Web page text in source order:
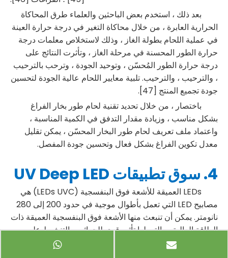
بعد ذلك ، استخدم بعض الباحثين والعلماء طرق المحاكاة
الحرارية العابرة ، من خلال محاكاة التغير في درجة حرارة العينة
في عملية اللحام بطولة الغاز ، وذلك لاستخلاص معلمات درجة
حرارة الطور المحسنة في مرحلة الغاز ، وتأثرت النتائج على
درجة حرارة الطور المُحسّن ، وتوحيد الجودة ، وترحب بالترحيب
، والترحيب ، والترحيب. تلبية معايير اللحام عالية الجودة لتحسين
جودة تجميع المنتج [47].
باختصار ، من خلال تحديد تقنية لحام طور بخار الفراغ
بشكل مناسب ، وزيادة مقدار التدفق في الكمية المناسبة ،
واعتماد ملف تعريف لحام طور البخار المحسّن ، يمكن تقليل
معدل تكوين الفراغ بشكل فعال وتحسين جودة المفصل.
4. سوق تطبيقات UV Deep LED
LEDs العميقة للأشعة فوق البنفسجية (LEDs UVC) هي
مصابيح LED التي تعمل بأطوال موجية في حدود 200 إلى 280
نانومتر. يمكن أن تنبعث منها الأشعة فوق البنفسجية العميقة ذات
الطاقة العالية ، والتي لها تأثير قوي للجراثيم والتنشيط على
البكتيريا والفيروسات والكائنات الحية الدقيقة الأخرى. فيما يلي